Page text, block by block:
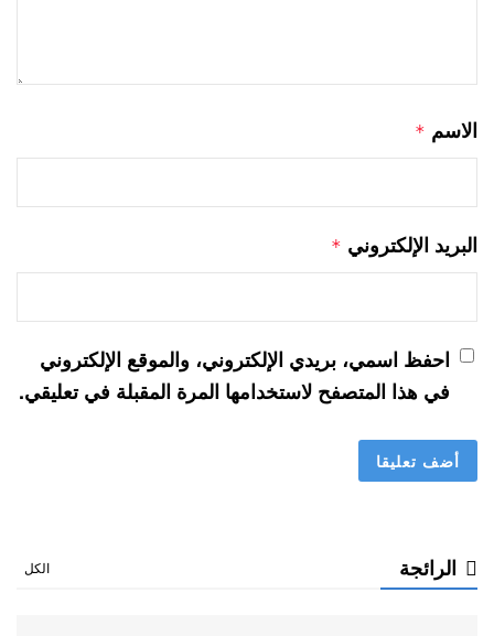
الاسم *
البريد الإلكتروني *
احفظ اسمي، بريدي الإلكتروني، والموقع الإلكتروني
في هذا المتصفح لاستخدامها المرة المقبلة في تعليقي.
الرائجة الكل